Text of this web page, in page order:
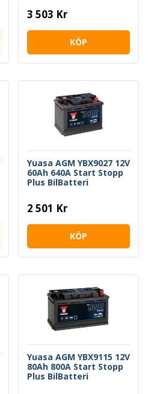
3 503 Kr
KÖP
Yuasa AGM YBX9027 12V
60Ah 640A Start Stopp
Plus BilBatteri
2 501 Kr
KÖP
Yuasa AGM YBX9115 12V
80Ah 800A Start Stopp
Plus BilBatteri